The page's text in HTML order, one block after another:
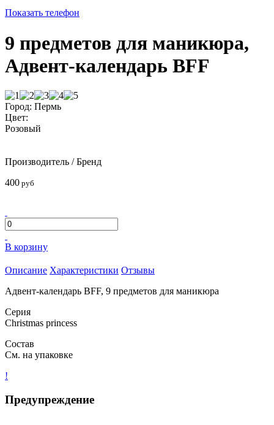
Показать телефон
9 предметов для маникюра,
Адвент-календарь BFF
Город: Пермь
Цвет:
Розовый
Производитель / Бренд
400 руб
В корзину
Описание Характеристики Отзывы
Адвент-календарь BFF, 9 предметов для маникюра
Серия
Christmas princess
Состав
См. на упаковке
!
Предупреждение